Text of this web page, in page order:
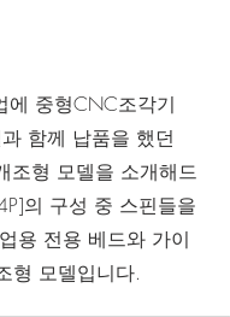
에 중형CNC조각기
함께 납품을 했던
조형 모델을 소개해드
의 구성 중 스핀들을
용 전용 베드와 가이
형 모델입니다.